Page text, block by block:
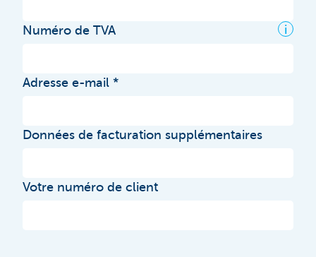
Numéro de TVA i
Adresse e-mail
Données de facturation supplémentaires
Votre numéro de client